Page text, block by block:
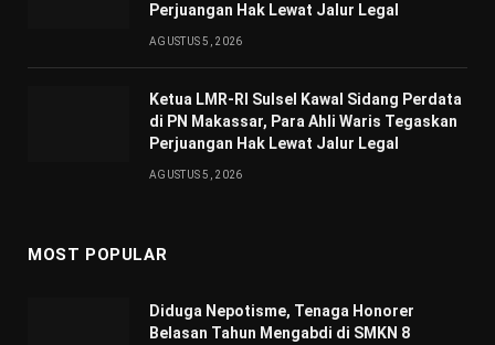
Perjuangan Hak Lewat Jalur Legal
AGUSTUS 5, 2026
Ketua LMR-RI Sulsel Kawal Sidang Perdata
di PN Makassar, Para Ahli Waris Tegaskan
Perjuangan Hak Lewat Jalur Legal
AGUSTUS 5, 2026
MOST POPULAR
Diduga Nepotisme, Tenaga Honorer
Belasan Tahun Mengabdi di SMKN 8